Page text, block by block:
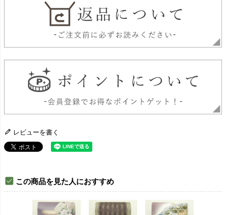
レビューを書く
この商品を見た人におすすめ